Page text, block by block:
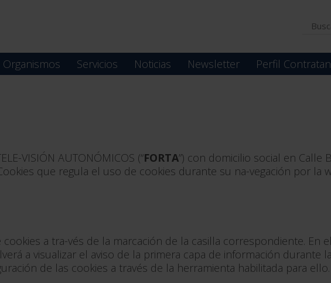
Organismos Servicios Noticias Newsletter Perfil
VISIÓN AUTONÓMICOS (“FORTA”) con domicilio social en Calle
que regula el uso de cookies durante su na-vegación por la
a tra-vés de la marcación de la casilla correspondiente. En
a visualizar el aviso de la primera capa de información durante
de las cookies a través de la herramienta habilitada para ello.